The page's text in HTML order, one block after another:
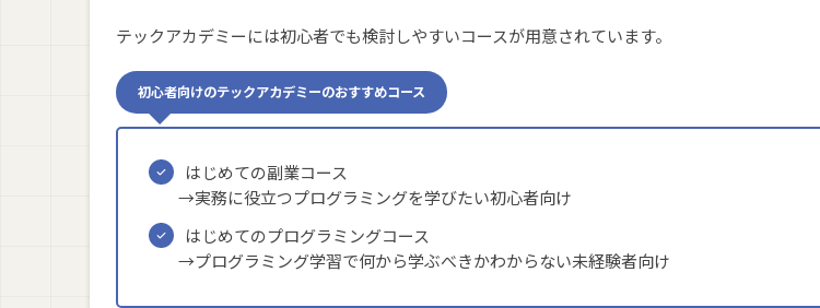
テックアカデミーには初心者でも検討しやすいコースが用意されています。
初心者向けのテックアカデミーのおすすめコース
はじめての副業コース
→実務に役立つプログラミングを学びたい初心者向け
はじめてのプログラミングコース
→プログラミング学習で何から学ぶべきかわからない未経験者向け